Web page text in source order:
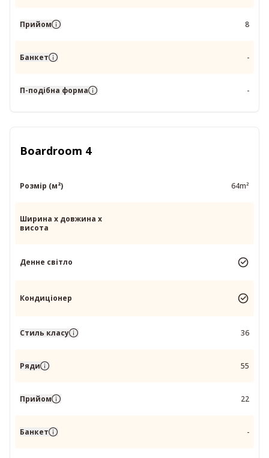
Прийом 8
Банкет -
П-подібна форма -
Boardroom 4
Розмір (м²) 64m²
Ширина x довжина x
висота
Денне світло
Кондиціонер
Стиль класу 36
Ряди 55
Прийом 22
Банкет -